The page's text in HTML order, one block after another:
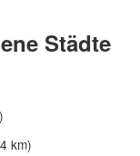
Städte
km)